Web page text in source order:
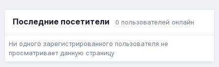
Последние посетители 0 пользователей онлайн
Ни одного зарегистрированного пользователя не
просматривает данную страницу